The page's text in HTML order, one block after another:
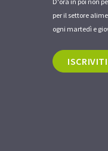
per il settore
ogni martedì e